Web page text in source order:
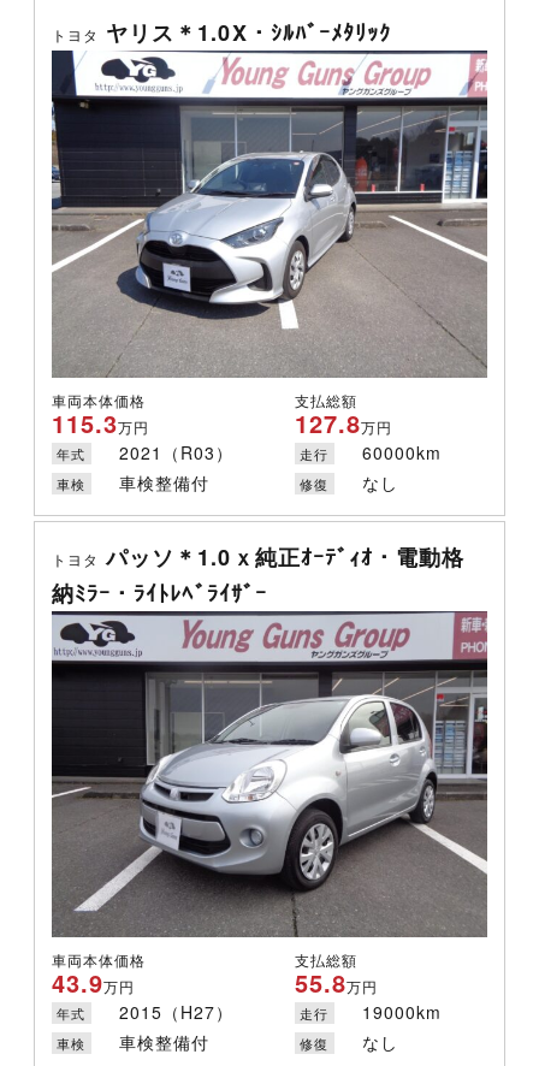
トヨタ ヤリス＊1.0X・ｼﾙﾊﾞｰﾒﾀﾘｯｸ
車両本体価格
115.3万円
支払総額
127.8万円
年式 2021（R03） 走行 60000km
車検 車検整備付 修復 なし
トヨタ パッソ＊1.0ｘ純正ｵｰﾃﾞｨｵ・電動格
納ﾐﾗｰ・ﾗｲﾄﾚﾍﾞﾗｲｻﾞｰ
車両本体価格
43.9万円
支払総額
55.8万円
年式 2015（H27） 走行 19000km
車検 車検整備付 修復 なし